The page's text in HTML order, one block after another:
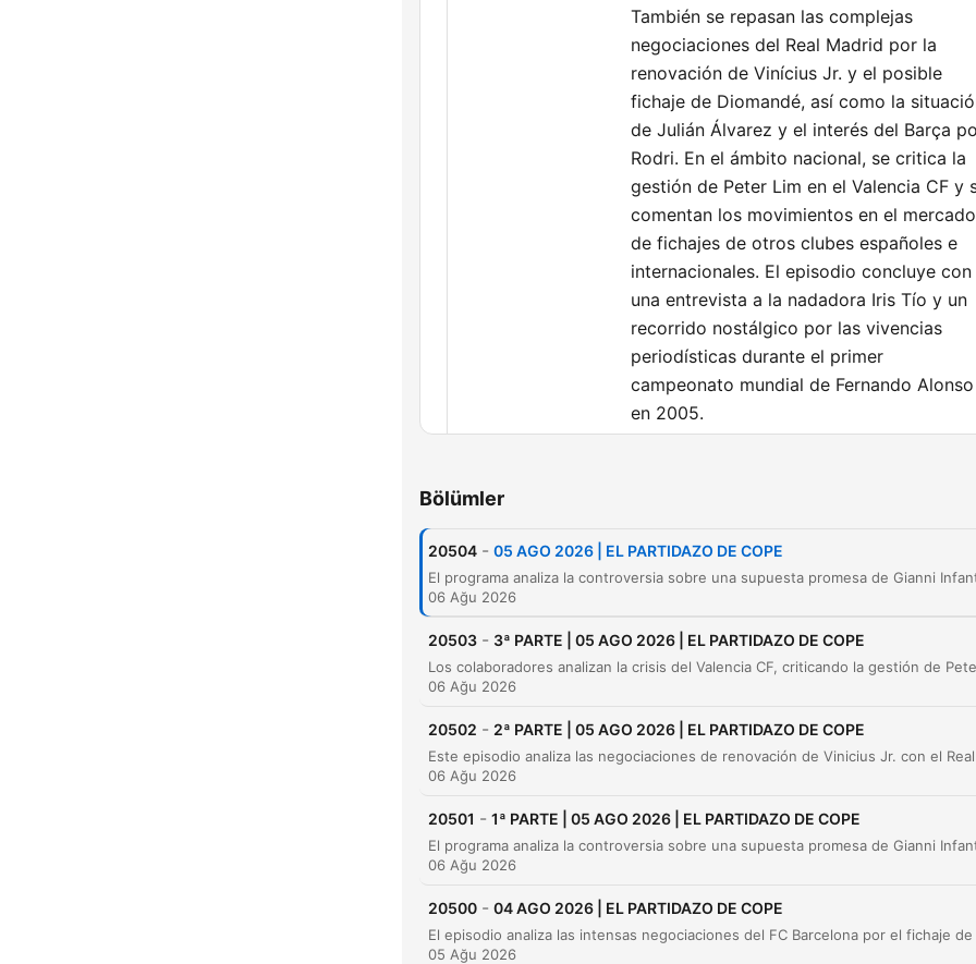
También se repasan las complejas
negociaciones del Real Madrid por la
renovación de Vinícius Jr. y el posible
fichaje de Diomandé, así como la
de Julián Álvarez y el interés del Barça
Rodri. En el ámbito nacional, se critica la
gestión de Peter Lim en el Valencia CF y
comentan los movimientos en el mercado
de fichajes de otros clubes españoles e
internacionales. El episodio concluye con
una entrevista a la nadadora Iris Tío y un
recorrido nostálgico por las vivencias
periodísticas durante el primer
campeonato mundial de Fernando Alonso
en 2005.
noticias de fichajes
00:13:22
Controversia sobre la sede de la final del
Capacidades de los estadios para el Mundial
2030 y debate de candidatura
00:40:24 La conexión entre Vinicius y Diomandé
00:53:00 Negociaciones y mercado del Atlético de
01:17:52 Resumen de amistosos y mercado de fichajes
Bölümler
20504 - 05 AGO 2026 | EL PARTIDAZO DE COPE
06 Ağu 2026
20503 - 3ª PARTE | 05 AGO 2026 | EL PARTIDAZO DE COPE
06 Ağu 2026
20502 - 2ª PARTE | 05 AGO 2026 | EL PARTIDAZO DE COPE
06 Ağu 2026
20501 - 1ª PARTE | 05 AGO 2026 | EL PARTIDAZO DE COPE
06 Ağu 2026
20500 - 04 AGO 2026 | EL PARTIDAZO DE COPE
05 Ağu 2026